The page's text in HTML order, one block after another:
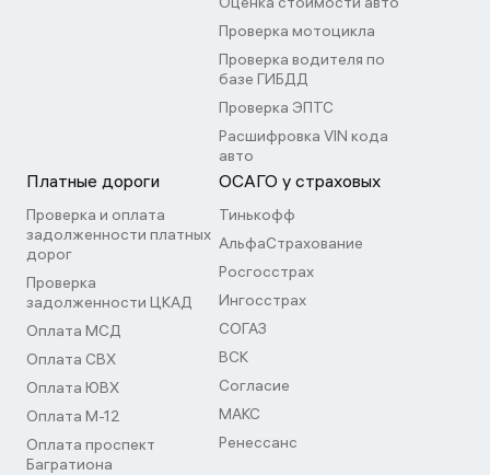
Проверка мотоцикла
Проверка водителя по
базе ГИБДД
Проверка ЭПТС
Расшифровка VIN кода
авто
Платные дороги
Проверка и оплата
задолженности платных
дорог
Проверка
задолженности ЦКАД
Оплата МСД
Оплата СВХ
Оплата ЮВХ
Оплата М-12
Оплата проспект
Багратиона
ОСАГО у страховых
Тинькофф
АльфаСтрахование
Росгосстрах
Ингосстрах
СОГАЗ
ВСК
Согласие
МАКС
Ренессанс